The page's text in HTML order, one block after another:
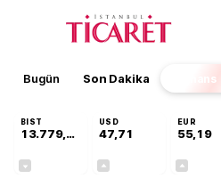
Bugün Son Dakika Finans
BIST
13.779,39
USD
47,71
EUR
55,19